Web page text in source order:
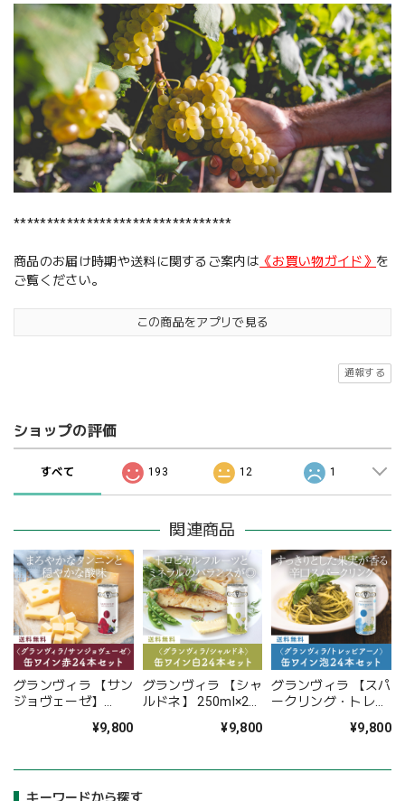
キーワードから探す
*********************************
商品のお届け時期や送料に関するご案内は 《お買い物ガイド》 を
ご覧ください。
この商品をアプリで見る
通報する
ショップの評価
すべて 193 12 1
関連商品
グランヴィラ 【サン
ジョヴェーゼ】
〈41%OFF&送料無
¥9,800
グランヴィラ 【シャ
ルドネ】 250ml×24
〈41%OFF&送料無
¥9,800
グランヴィラ 【スパ
ークリング・トレッ
250ml×24本セット
料〉（B724003）
¥9,800